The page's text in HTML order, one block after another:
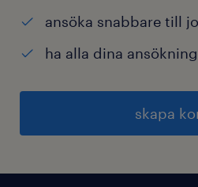
ansöka snabbare till
ha alla dina
skapa